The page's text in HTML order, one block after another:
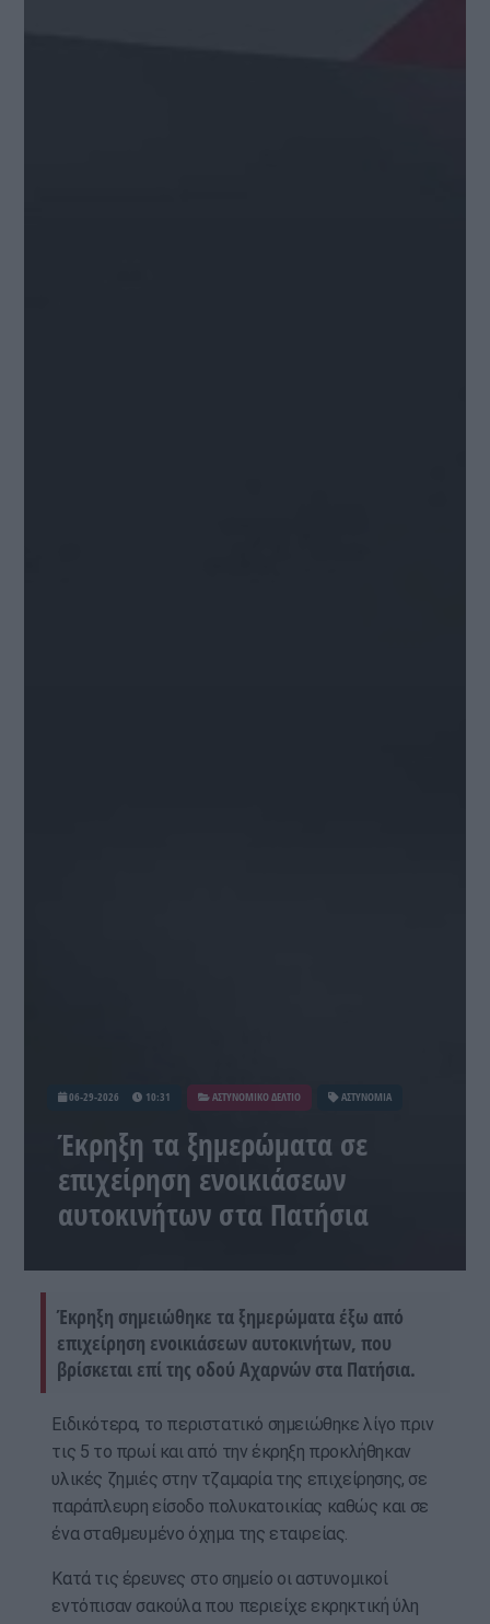
06-29-2026 10:31 ΑΣΤΥΝΟΜΙΚΟ ΔΕΛΤΙΟ ΑΣΤΥΝΟΜΙΑ
Έκρηξη τα ξημερώματα σε
επιχείρηση ενοικιάσεων
αυτοκινήτων στα Πατήσια
Έκρηξη σημειώθηκε τα ξημερώματα έξω από
επιχείρηση ενοικιάσεων αυτοκινήτων, που
βρίσκεται επί της οδού Αχαρνών στα Πατήσια.
Ειδικότερα, το περιστατικό σημειώθηκε λίγο πριν
τις 5 το πρωί και από την έκρηξη προκλήθηκαν
υλικές ζημιές στην τζαμαρία της επιχείρησης, σε
παράπλευρη είσοδο πολυκατοικίας καθώς και σε
ένα σταθμευμένο όχημα της εταιρείας.
Κατά τις έρευνες στο σημείο οι αστυνομικοί
εντόπισαν σακούλα που περιείχε εκρηκτική ύλη